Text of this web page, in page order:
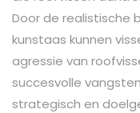
Door de realistische
kunstaas kunnen
agressie van
succesvolle
strategisch en